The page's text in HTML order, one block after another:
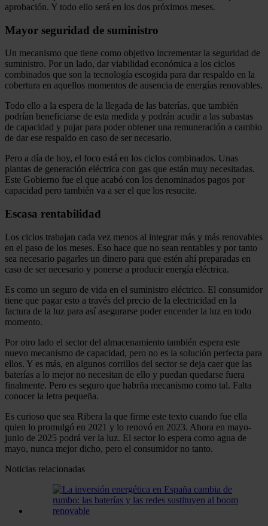
aprobación. Y todo ello será en los dos próximos meses.
Mayor seguridad de suministro
Un mecanismo que tiene como objetivo incrementar la seguridad de
suministro. Por un lado, dar viabilidad económica a los ciclos
combinados que son la tecnología escogida para dar respaldo en la
cobertura en aquellos momentos de ausencia de energías renovables.
Todo ello a la espera de la llegada de las baterías, que también
podrían beneficiarse de esta medida y podrán acudir a las subastas
de capacidad y pujar para poder obtener una remuneración a cambio
de dar ese respaldo en caso de ser necesario.
Pero a día de hoy, el foco está en los ciclos combinados. Unas
plantas de generación eléctrica con gas que están muy necesitadas.
Este Gobierno fue el que acabó con los denominados pagos por
capacidad pero también va a ser el que los resucite.
Escasa rentabilidad
Los ciclos trabajan cada vez menos al integrar más y más renovables
en el paso de los meses. Eso hace que no sean rentables y por tanto
sea necesario pagarles un dinero para que estén ahí preparadas en
caso de ser necesario y ponerse a producir energía eléctrica.
Es como un seguro de vida en el suministro eléctrico. El consumidor
tiene que pagar esto a través del precio de la electricidad en la
factura de la luz para así asegurarse poder encender la luz en todo
momento.
Por otro lado el sector del almacenamiento también espera este
nuevo mecanismo de capacidad, pero no es la solución perfecta para
ellos. Y es más, en algunos corrillos del sector se deja caer que las
baterías a lo mejor no necesitan de ello y puedan quedarse fuera
finalmente. Pero es seguro que habrña mecanismo como tal. Falta
conocer la letra pequeña.
Es curioso que sea Ribera la que firme este texto cuando fue ella
quien lo promulgó en 2021 y lo renovó en 2023. Ahora en mayo-
junio de 2025 podrá ver la luz. El sector lo espera como agua de
mayo, nunca mejor dicho, pero el consumidor no tanto.
Noticias relacionadas